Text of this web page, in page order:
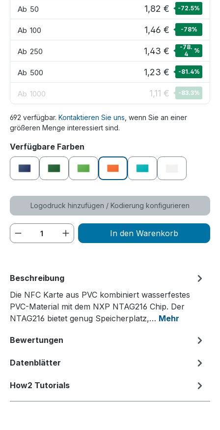
Ab 50 1,82 € -72.5%
Ab 100 1,46 € -78%
Ab 250 1,43 €
-78.
4
%
Ab 500 1,23 € -81.4%
Ab 1000 1,11 € -83.3%
692 verfügbar. Kontaktieren Sie uns , wenn Sie an einer
größeren Menge interessiert sind.
Verfügbare Farben
dunkelblaudunkelgrüngrün orange petrol weiß
Logodruck hinzufügen / Kodierung konfigurieren
Produkt Anzahl: Gib den gewünschten
In den Warenkorb
Beschreibung
Die NFC Karte aus PVC kombiniert wasserfestes
PVC-Material mit dem NXP NTAG216 Chip. Der
NTAG216 bietet genug Speicherplatz,… Mehr
Bewertungen
Datenblätter
How2 Tutorials